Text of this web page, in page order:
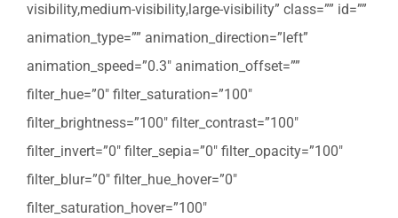
visibility,medium-visibility,large-visibility” class=”” id=””
animation_type=”” animation_direction=”left”
animation_speed=”0.3″ animation_offset=””
filter_hue=”0″ filter_saturation=”100″
filter_brightness=”100″ filter_contrast=”100″
filter_invert=”0″ filter_sepia=”0″ filter_opacity=”100″
filter_blur=”0″ filter_hue_hover=”0″
filter_saturation_hover=”100″